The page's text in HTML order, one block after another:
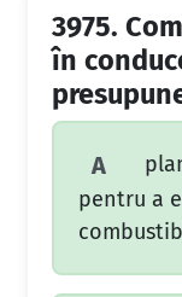
3975.
în
A
pentru a